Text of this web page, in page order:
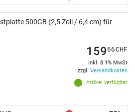
500GB (2,5 Zoll / 6,4 cm) für
Artikel verfügbar
15966CHF
inkl. 8.1% MwSt
zzgl. Versandkosten